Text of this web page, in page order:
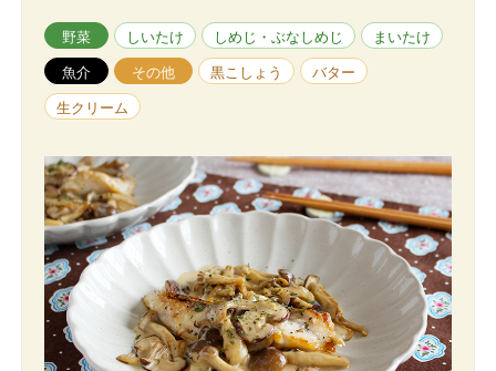
野菜 しいたけ しめじ・ぶなしめじ まいたけ
魚介 その他 黒こしょう バター
生クリーム